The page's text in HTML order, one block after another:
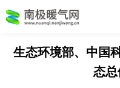
生态环境部、中国
态